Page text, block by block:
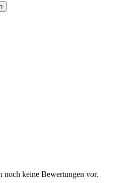
noch keine Bewertungen vor.